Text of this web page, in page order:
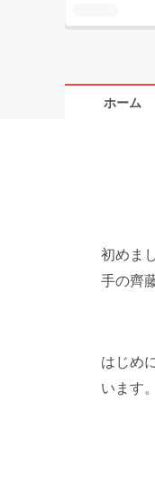
ホーム
初めま
手の齊
はじめ
います。